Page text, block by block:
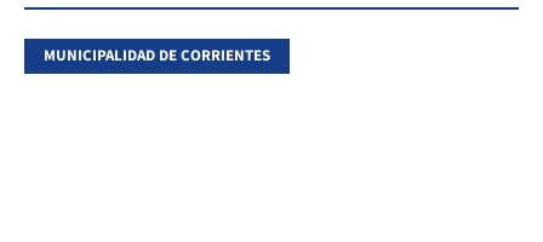
MUNICIPALIDAD DE CORRIENTES